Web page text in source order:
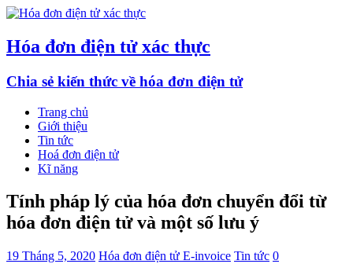
Hóa đơn điện tử xác thực
Chia sẻ kiến thức về hóa đơn điện tử
Trang chủ
Giới thiệu
Tin tức
Hoá đơn điện tử
Kĩ năng
Tính pháp lý của hóa đơn chuyển đổi từ
hóa đơn điện tử và một số lưu ý
19 Tháng 5, 2020 Hóa đơn điện tử E-invoice Tin tức 0